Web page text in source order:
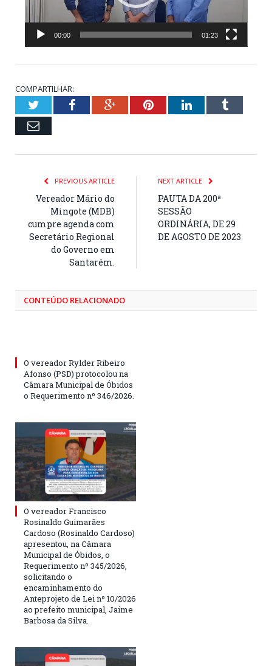
00:00 01:23
COMPARTILHAR:
TwitterFacebookGoogle+PinterestLinkedInTumblr
Email
PREVIOUS ARTICLE
Vereador Mário do
Mingote (MDB)
cumpre agenda com
Secretário Regional
do Governo em
Santarém.
NEXT ARTICLE
PAUTA DA 200ª
SESSÃO
ORDINÁRIA, DE 29
DE AGOSTO DE 2023
CONTEÚDO RELACIONADO
O vereador Rylder Ribeiro
Afonso (PSD) protocolou na
Câmara Municipal de Óbidos
o Requerimento nº 346/2026.
O vereador Francisco
Rosinaldo Guimarães
Cardoso (Rosinaldo Cardoso)
apresentou, na Câmara
Municipal de Óbidos, o
Requerimento nº 345/2026,
solicitando o
encaminhamento do
Anteprojeto de Lei nº 10/2026
ao prefeito municipal, Jaime
Barbosa da Silva.